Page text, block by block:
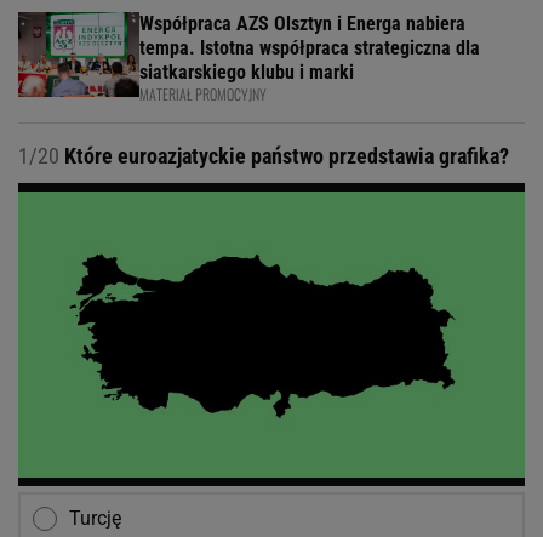
Współpraca AZS Olsztyn i Energa nabiera
tempa. Istotna współpraca strategiczna dla
siatkarskiego klubu i marki
MATERIAŁ PROMOCYJNY
1/20 Które euroazjatyckie państwo przedstawia grafika?
Turcję